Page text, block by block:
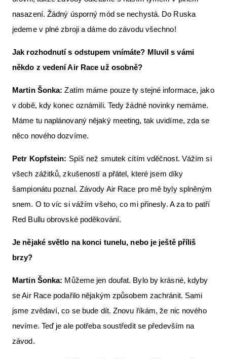
nasazení. Žádný úsporný mód se nechystá. Do Ruska
jedeme v plné zbroji a dáme do závodu všechno!
Jak rozhodnutí s odstupem vnímáte? Mluvil s vámi
někdo z vedení Air Race už osobně?
Martin Šonka: Zatím máme pouze ty stejné informace, jako
v době, kdy konec oznámili. Tedy žádné novinky nemáme.
Máme tu naplánovaný nějaký meeting, tak uvidíme, zda se
něco nového dozvíme.
Petr Kopfstein: Spíš než smutek cítím vděčnost. Vážím si
všech zážitků, zkušeností a přátel, které jsem díky
šampionátu poznal. Závody Air Race pro mě byly splněným
snem. O to víc si vážím všeho, co mi přinesly. A za to patří
Red Bullu obrovské poděkování.
Je nějaké světlo na konci tunelu, nebo je ještě příliš
brzy?
Martin Šonka: Můžeme jen doufat. Bylo by krásné, kdyby
se Air Race podařilo nějakým způsobem zachránit. Sami
jsme zvědaví, co se bude dít. Znovu říkám, že nic nového
nevíme. Teď je ale potřeba soustředit se především na
závod.